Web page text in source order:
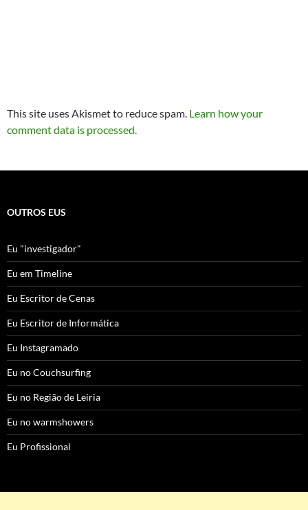
This site uses Akismet to reduce spam. Learn how your
comment data is processed.
OUTROS EUS
Eu "investigador"
Eu em Timeline
Eu Escritor de Cenas
Eu Escritor de Informática
Eu Instagramado
Eu no Couchsurfing
Eu no Região de Leiria
Eu no warmshowers
Eu Profissional